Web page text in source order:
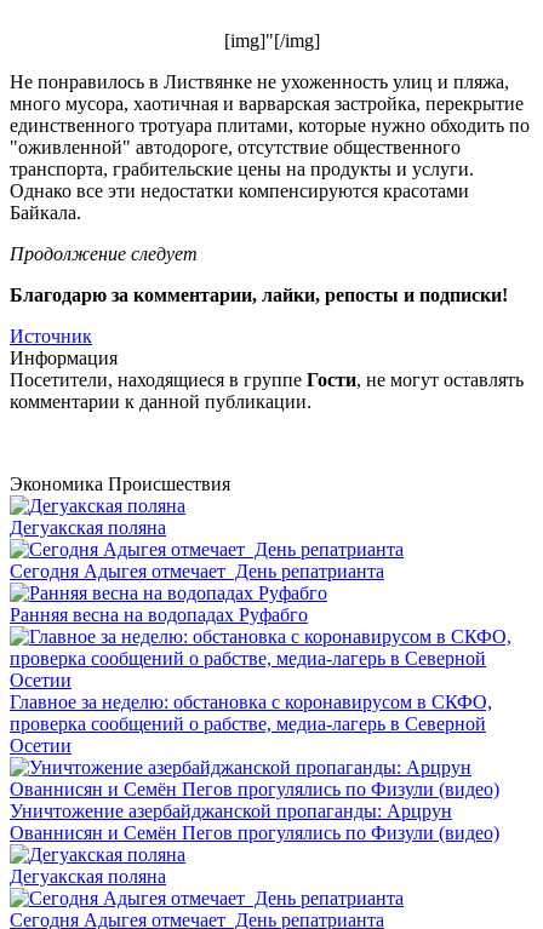
[img]"[/img]
Не понравилось в Листвянке не ухоженность улиц и пляжа,
много мусора, хаотичная и варварская застройка, перекрытие
единственного тротуара плитами, которые нужно обходить по
"оживленной" автодороге, отсутствие общественного
транспорта, грабительские цены на продукты и услуги.
Однако все эти недостатки компенсируются красотами
Байкала.
Продолжение следует
Благодарю за комментарии, лайки, репосты и подписки!
Источник
Информация
Посетители, находящиеся в группе Гости, не могут оставлять
комментарии к данной публикации.
Экономика Происшествия
Дегуакская поляна
Сегодня Адыгея отмечает День репатрианта
Ранняя весна на водопадах Руфабго
Главное за неделю: обстановка с коронавирусом в СКФО,
проверка сообщений о рабстве, медиа-лагерь в Северной
Осетии
Уничтожение азербайджанской пропаганды: Арцрун
Ованнисян и Семён Пегов прогулялись по Физули (видео)
Дегуакская поляна
Сегодня Адыгея отмечает День репатрианта